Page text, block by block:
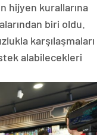
hijyen kurallarına
biri oldu.
karşılaşmaları
alabilecekleri